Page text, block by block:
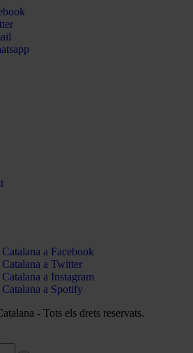
a Facebook
a Twitter
a Instagram
a Spotify
- Tots els drets reservats.